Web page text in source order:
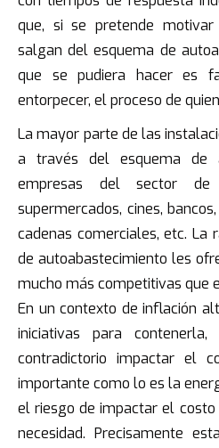
que, si se pretende
salgan del esquema de
que se pudiera hacer es
entorpecer, el proceso de
La mayor parte de las
a través del esquema de
empresas del sector de
supermercados, cines,
cadenas comerciales, etc. La
de autoabastecimiento les
mucho más competitivas que
En un contexto de inflación
iniciativas para contenerla,
contradictorio impactar el
importante como lo es la
el riesgo de impactar el
necesidad. Precisamente